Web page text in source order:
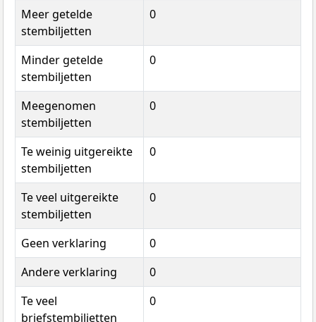
Meer getelde
stembiljetten
0
Minder getelde
stembiljetten
0
Meegenomen
stembiljetten
0
Te weinig uitgereikte
stembiljetten
0
Te veel uitgereikte
stembiljetten
0
Geen verklaring
0
Andere verklaring
0
Te veel
briefstembiljetten
0